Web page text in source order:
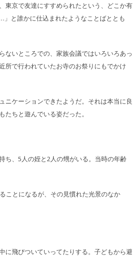
東京で友達にすすめられたという、どこか有
と誰かに仕込まれたようなことばととも
ないところでの、家族会議ではいろいろあっ
所で行われていたお寺のお祭りにもでかけ
ニケーションできたようだ。それは本当に良
ちと遊んでいる姿だった。
ち、5人の姪と2人の甥がいる。当時の年齢
ことになるが、その見慣れた光景のなか
に飛びついていってたりする。子どもから避